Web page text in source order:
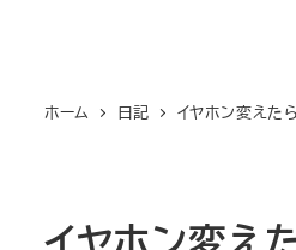
ホーム 日記 イヤホン変えた